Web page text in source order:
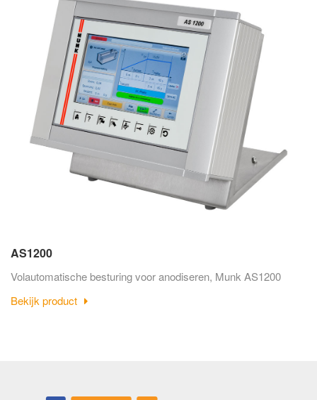
AS1200
Volautomatische besturing voor anodiseren, Munk AS1200
Bekijk product